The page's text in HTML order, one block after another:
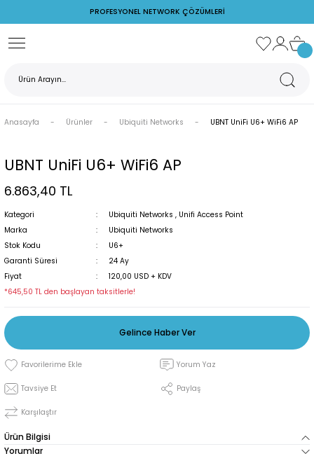
PROFESYONEL NETWORK ÇÖZÜMLERİ
Geri Dön
AirMax
PoE Adaptörler
Unifi Access Point
Reyee
Ruijie Firewall
Wireless
POE Adaptör
Switch
Cihazları
Anasayfa Ürünler Ubiquiti Networks UBNT UniFi U6+ WiFi6 AP
UBNT UniFi U6+ WiFi6 AP
6.863,40 TL
Kategori Ubiquiti Networks , Unifi Access Point
Marka
Ubiquiti Networks
Stok Kodu
U6+
Garanti Süresi
24 Ay
Fiyat
120,00 USD + KDV
*645,50 TL den başlayan taksitlerle!
Gelince Haber Ver
Yorum Yaz
Tavsiye Et Paylaş
Karşılaştır
Ürün Bilgisi
Yorumlar